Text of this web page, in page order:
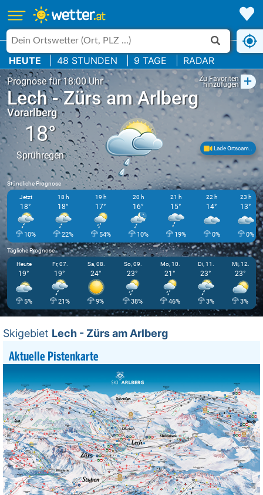
HEUTE 48 STUNDEN 9 TAGE RADAR
Prognose für 18:00 Uhr Zu Favoriten
hinzufügen +
Lech - Zürs am Arlberg
Vorarlberg
18°
Sprühregen
Lade Ortscam..
Stündliche Prognose
Jetzt
18°
10%
18 h
18°
22%
19 h
17°
54%
20 h
16°
10%
21 h
15°
19%
22 h
14°
0%
23 h
13°
0%
Tägliche Prognose
Heute
19°
5%
Fr, 07.
19°
21%
Sa, 08.
24°
9%
So, 09.
23°
38%
Mo, 10.
21°
46%
Di, 11.
23°
3%
Mi, 12.
23°
3%
Skigebiet Lech - Zürs am Arlberg
Aktuelle Pistenkarte